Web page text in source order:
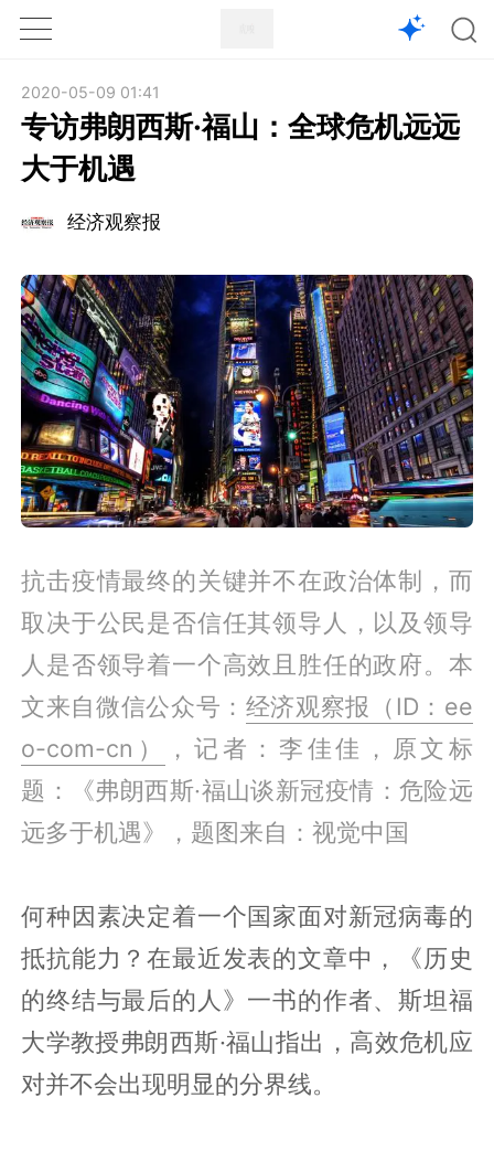
1X
2020-05-09 01:41
专访弗朗西斯·福山：全球危机远远
大于机遇
经济观察报
抗击疫情最终的关键并不在政治体制，而
取决于公民是否信任其领导人，以及领导
人是否领导着一个高效且胜任的政府。本
文来自微信公众号： 经济观察报（ID：ee
o-com-cn）
，记者：李佳佳，
原文标
题：《弗朗西斯·福山谈新冠疫情：危险远
远多于机遇》，题图来自：视觉中国
何种因素决定着一个国家面对新冠病毒的
抵抗能力？在最近发表的文章中，《历史
的终结与最后的人》一书的作者、斯坦福
大学教授弗朗西斯·福山指出，高效危机应
对并不会出现明显的分界线。